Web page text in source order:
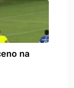
na